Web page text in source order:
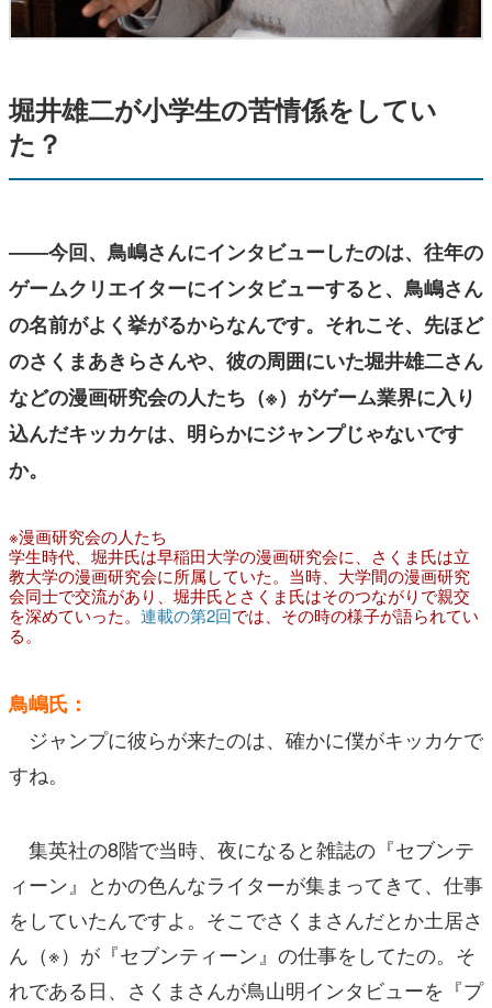
堀井雄二が小学生の苦情係をしてい
た？
――今回、鳥嶋さんにインタビューしたのは、往年の
ゲームクリエイターにインタビューすると、鳥嶋さん
の名前がよく挙がるからなんです。それこそ、先ほど
のさくまあきらさんや、彼の周囲にいた堀井雄二さん
などの漫画研究会の人たち（※）がゲーム業界に入り
込んだキッカケは、明らかにジャンプじゃないです
か。
※漫画研究会の人たち
学生時代、堀井氏は早稲田大学の漫画研究会に、さくま氏は立
教大学の漫画研究会に所属していた。当時、大学間の漫画研究
会同士で交流があり、堀井氏とさくま氏はそのつながりで親交
を深めていった。 連載の第2回では、その時の様子が語られてい
る。
鳥嶋氏：
ジャンプに彼らが来たのは、確かに僕がキッカケで
すね。
集英社の8階で当時、夜になると雑誌の『セブンテ
ィーン』とかの色んなライターが集まってきて、仕事
をしていたんですよ。そこでさくまさんだとか土居さ
ん（※）が『セブンティーン』の仕事をしてたの。そ
れである日、さくまさんが鳥山明インタビューを『プ